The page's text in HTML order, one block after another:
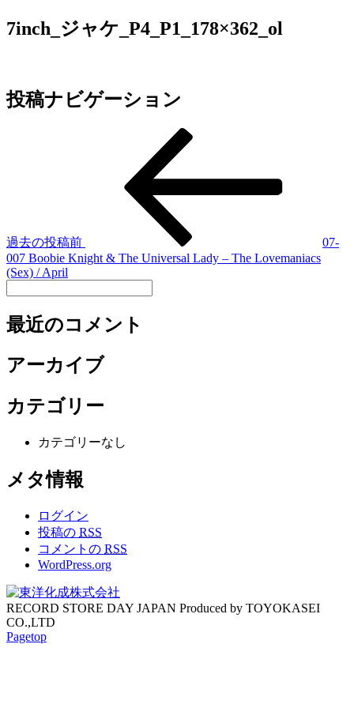
7inch_ジャケ_P4_P1_178×362_ol
投稿ナビゲーション
過去の投稿前
07-
007 Boobie Knight & The Universal Lady – The Lovemaniacs
(Sex) / April
最近のコメント
アーカイブ
カテゴリー
カテゴリーなし
メタ情報
ログイン
投稿の RSS
コメントの RSS
WordPress.org
RECORD STORE DAY JAPAN Produced by TOYOKASEI
CO.,LTD
Pagetop